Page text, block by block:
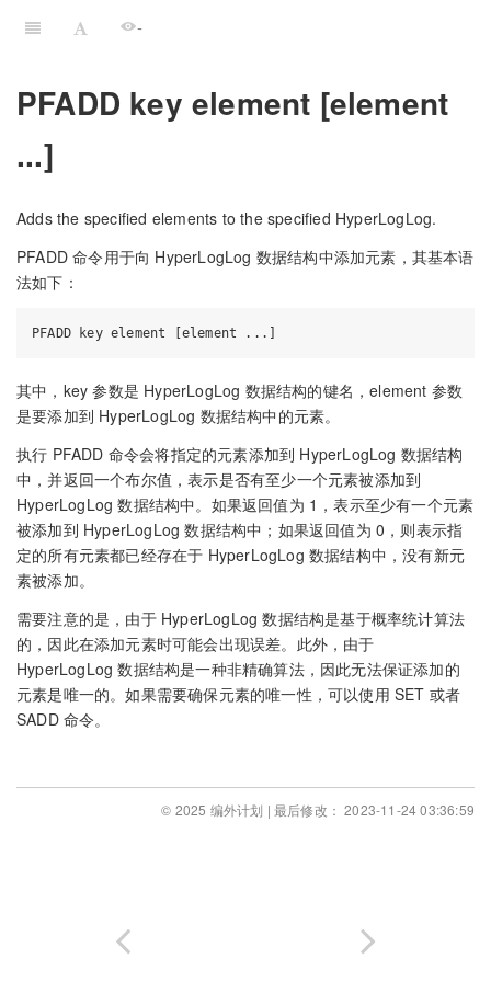
-
PFADD key element [element
...]
Adds the specified elements to the specified HyperLogLog.
PFADD 命令用于向 HyperLogLog 数据结构中添加元素，其基本语
法如下：
其中，key 参数是 HyperLogLog 数据结构的键名，element 参数
是要添加到 HyperLogLog 数据结构中的元素。
执行 PFADD 命令会将指定的元素添加到 HyperLogLog 数据结构
中，并返回一个布尔值，表示是否有至少一个元素被添加到
HyperLogLog 数据结构中。如果返回值为 1，表示至少有一个元素
被添加到 HyperLogLog 数据结构中；如果返回值为 0，则表示指
定的所有元素都已经存在于 HyperLogLog 数据结构中，没有新元
素被添加。
需要注意的是，由于 HyperLogLog 数据结构是基于概率统计算法
的，因此在添加元素时可能会出现误差。此外，由于
HyperLogLog 数据结构是一种非精确算法，因此无法保证添加的
元素是唯一的。如果需要确保元素的唯一性，可以使用 SET 或者
SADD 命令。
© 2025 编外计划 | 最后修改： 2023-11-24 03:36:59